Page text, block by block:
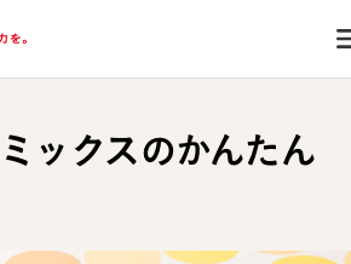
ックスのかんたん